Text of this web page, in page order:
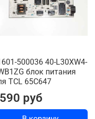
500036 40-L30XW4-
блок питания
TCL 65C647
руб